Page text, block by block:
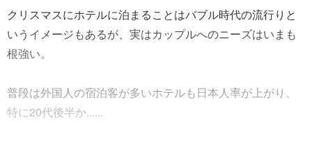
クリスマスにホテルに泊まることはバブル時代の流行りと
いうイメージもあるが、実はカップルへのニーズはいまも
根強い。
普段は外国人の宿泊客が多いホテルも日本人率が上がり、
特に20代後半か......